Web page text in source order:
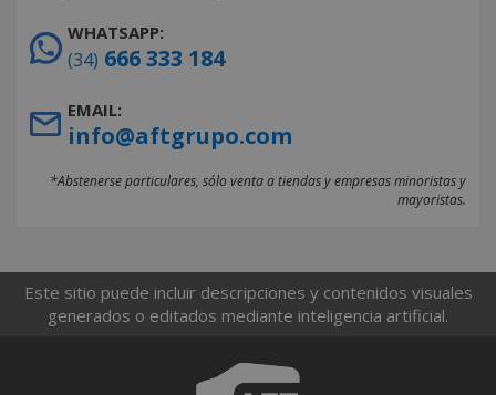
WHATSAPP:
(34) 666 333 184
EMAIL:
info@aftgrupo.com
*Abstenerse particulares, sólo venta a tiendas y empresas minoristas y
mayoristas.
Este sitio puede incluir descripciones y contenidos visuales
generados o editados mediante inteligencia artificial.